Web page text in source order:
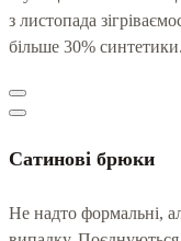
з листопада
більше 30% синтетики.
Сатинові брюки
Не надто формальні,